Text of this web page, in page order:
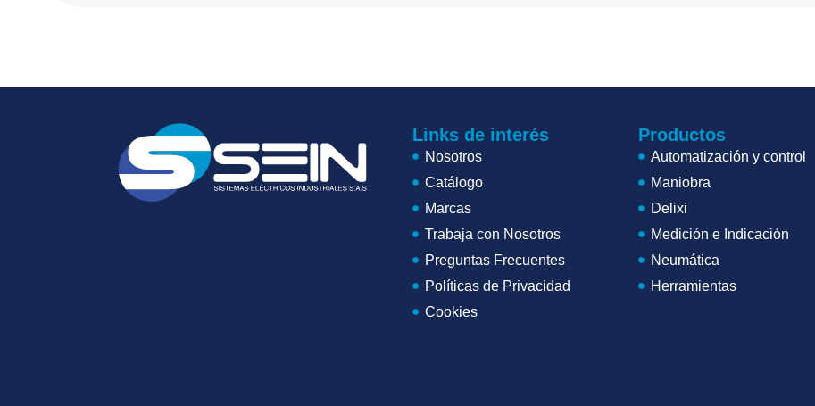
Links de interés
Nosotros
Catálogo
Marcas
Trabaja con Nosotros
Preguntas Frecuentes
Políticas de Privacidad
Cookies
Productos
Automatización y control
Maniobra
Delixi
Medición e Indicación
Neumática
Herramientas